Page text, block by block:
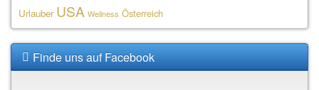
Urlauber USA Wellness Österreich
Finde uns auf Facebook